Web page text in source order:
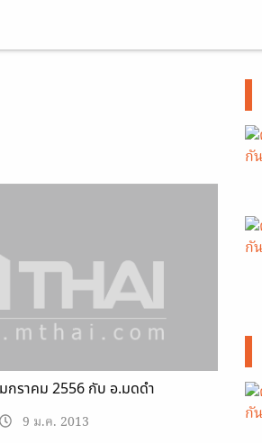
กราคม 2556 กับ อ.มดดำ
9 ม.ค. 2013